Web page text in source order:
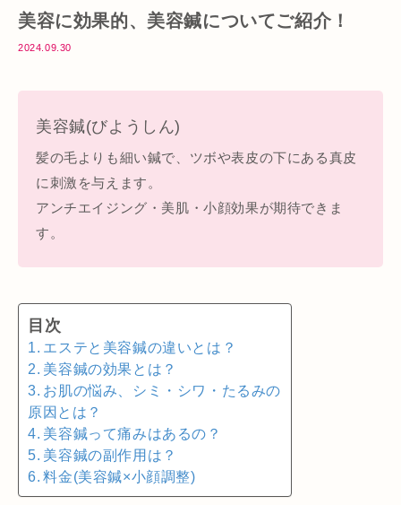
美容に効果的、美容鍼についてご紹介！
2024.09.30
美容鍼(びようしん)
髪の毛よりも細い鍼で、ツボや表皮の下にある真皮
に刺激を与えます。
アンチエイジング・美肌・小顔効果が期待できま
す。
目次
エステと美容鍼の違いとは？
美容鍼の効果とは？
お肌の悩み、シミ・シワ・たるみの
原因とは？
美容鍼って痛みはあるの？
美容鍼の副作用は？
料金(美容鍼×小顔調整)